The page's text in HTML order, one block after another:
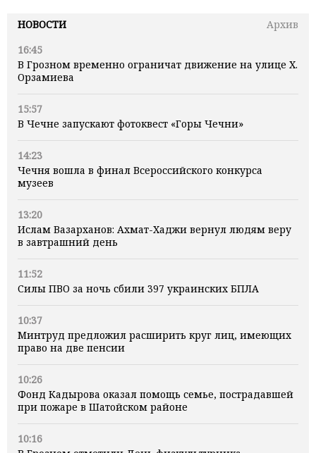
НОВОСТИ
Архив
16:45
В Грозном временно ограничат движение на улице Х.
Орзамиева
15:57
В Чечне запускают фотоквест «Горы Чечни»
14:23
Чечня вошла в финал Всероссийского конкурса
музеев
13:20
Ислам Вазарханов: Ахмат-Хаджи вернул людям веру
в завтрашний день
11:52
Силы ПВО за ночь сбили 397 украинских БПЛА
10:37
Минтруд предложил расширить круг лиц, имеющих
право на две пенсии
10:26
Фонд Кадырова оказал помощь семье, пострадавшей
при пожаре в Шатойском районе
10:16